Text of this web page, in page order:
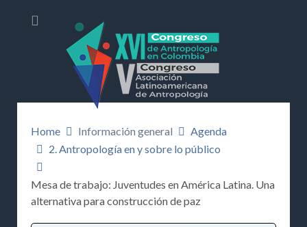
Home Información general
Agenda
2. Antropología en y sobre lo público
Mesa de trabajo: Juventudes en América Latina. Una
alternativa para construcción de paz